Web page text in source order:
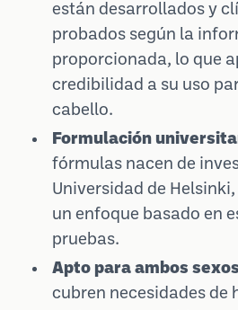
están desarrollados y
probados según la
proporcionada, lo que
credibilidad a su uso
cabello.
Formulación
fórmulas nacen de
Universidad de
un enfoque basado en
pruebas.
Apto para ambos
cubren necesidades de